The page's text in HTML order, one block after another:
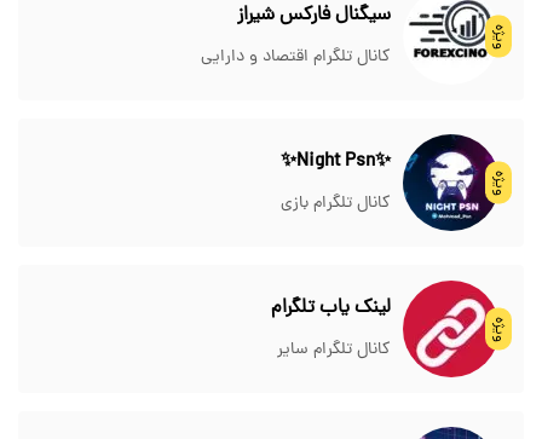
ویژه
سیگنال فارکس شیراز
کانال تلگرام اقتصاد و دارایی
ویژه
✨Night Psn✨
کانال تلگرام بازی
ویژه
لینک یاب تلگرام
کانال تلگرام سایر